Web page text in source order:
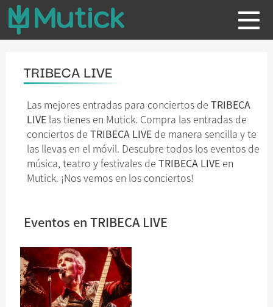
TRIBECA LIVE
Las mejores entradas para conciertos de TRIBECA
LIVE las tienes en Mutick. Compra las entradas de
conciertos de TRIBECA LIVE de manera sencilla y te
las llevas en el móvil. Descubre todos los eventos de
música, teatro y festivales de TRIBECA LIVE en
Mutick. ¡Nos vemos en los conciertos!
Eventos en TRIBECA LIVE